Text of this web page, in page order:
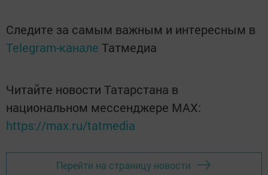
Следите за самым важным и интересным в
Telegram-канале Татмедиа
Читайте новости Татарстана в
национальном мессенджере MАХ:
https://max.ru/tatmedia
Перейти на страницу новости